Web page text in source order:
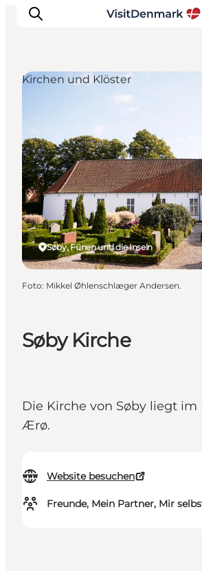
Regionen
Erlebnisse
Unterkünfte
Reiseplanung
Søby Kirche
Die Kirche von Søby liegt im
Ærø.
Website besuchen
Freunde, Mein Partner, Mir
Søby, Fünen und die Inseln
Kirchen und Klöster
Foto: Mikkel Øhlenschlæger Andersen.